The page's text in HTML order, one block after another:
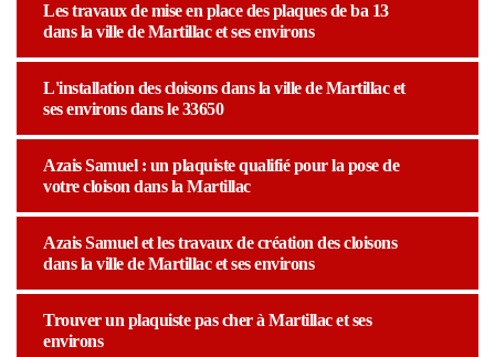
Les travaux de mise en place des plaques de ba 13
dans la ville de Martillac et ses environs
L'installation des cloisons dans la ville de Martillac et
ses environs dans le 33650
Azais Samuel : un plaquiste qualifié pour la pose de
votre cloison dans la Martillac
Azais Samuel et les travaux de création des cloisons
dans la ville de Martillac et ses environs
Trouver un plaquiste pas cher à Martillac et ses
environs